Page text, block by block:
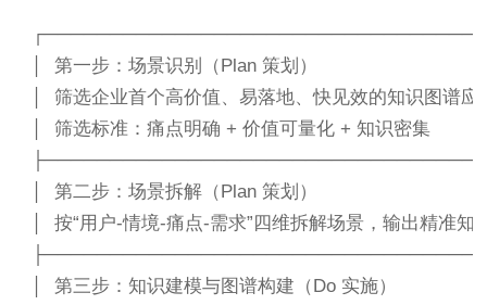
│  第一步：场景识别（Plan 策划）
│  筛选企业首个高价值、易落地、快见效的知识图谱应用场
│  筛选标准：痛点明确 + 价值可量化 + 知识密集
│  第二步：场景拆解（Plan 策划）
│  按“用户-情境-痛点-需求”四维拆解场景，输出精准知识
│  第三步：知识建模与图谱构建（Do 实施）